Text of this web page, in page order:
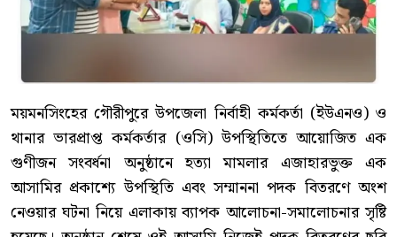
ময়মনসিংহের গৌরীপুরে উপজেলা নির্বাহী কর্মকর্তা (ইউএনও) ও
থানার ভারপ্রাপ্ত কর্মকর্তার (ওসি) উপস্থিতিতে আয়োজিত এক
গুণীজন সংবর্ধনা অনুষ্ঠানে হত্যা মামলার এজাহারভুক্ত এক
আসামির প্রকাশ্যে উপস্থিতি এবং সম্মাননা পদক বিতরণে অংশ
নেওয়ার ঘটনা নিয়ে এলাকায় ব্যাপক আলোচনা-সমালোচনার সৃষ্টি